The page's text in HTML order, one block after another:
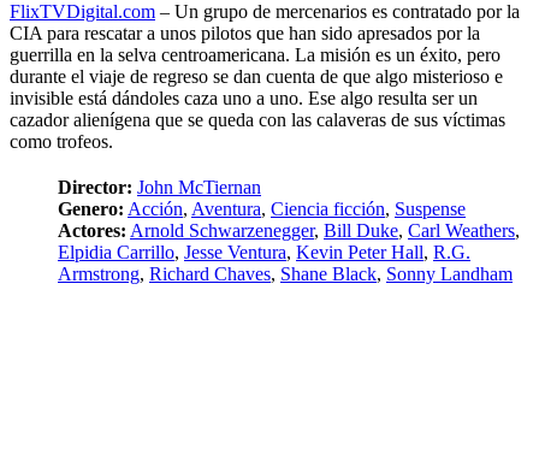
FlixTVDigital.com – Un grupo de mercenarios es contratado por la
CIA para rescatar a unos pilotos que han sido apresados por la
guerrilla en la selva centroamericana. La misión es un éxito, pero
durante el viaje de regreso se dan cuenta de que algo misterioso e
invisible está dándoles caza uno a uno. Ese algo resulta ser un
cazador alienígena que se queda con las calaveras de sus víctimas
como trofeos.
Director: John McTiernan
Genero: Acción, Aventura, Ciencia ficción, Suspense
Actores: Arnold Schwarzenegger, Bill Duke, Carl Weathers,
Elpidia Carrillo, Jesse Ventura, Kevin Peter Hall, R.G.
Armstrong, Richard Chaves, Shane Black, Sonny Landham